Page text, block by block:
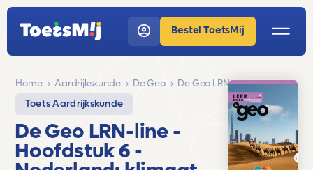
Bestel ToetsMij
Home Aardrijkskunde De Geo
De Geo LRN-line
Toets Aardrijkskunde
De Geo LRN-line-
Hoofdstuk 6 -